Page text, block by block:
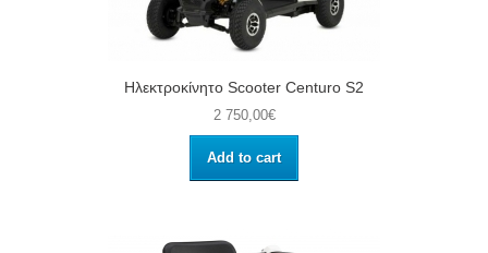
Ηλεκτροκίνητο Scooter Centuro S2
2 750,00€
Add to cart